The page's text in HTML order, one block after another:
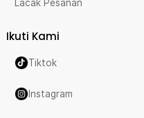
Lacak Pesanan
Ikuti Kami
Tiktok
Instagram